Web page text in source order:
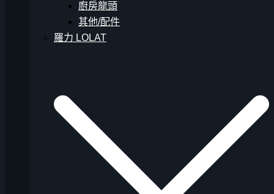
廚房龍頭
其他/配件
羅力 LOLAT